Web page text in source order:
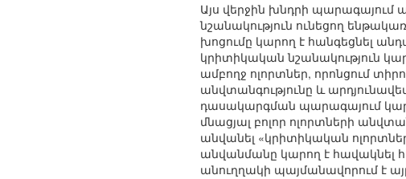
Այս վերջին խնդրի պարագայում
նշանակություն ունեցող
խոցումը կարող է հանգեցնել
կրիտիկական նշանակություն
ամբողջ ոլորտներ, որոնցում
անվտանգությունը և
դասակարգման պարագայում
մնացյալ բոլոր ոլորտների
անվանել «կրիտիկական
անվանմանը կարող է հավակնել
անուղղակի պայմանավորում է